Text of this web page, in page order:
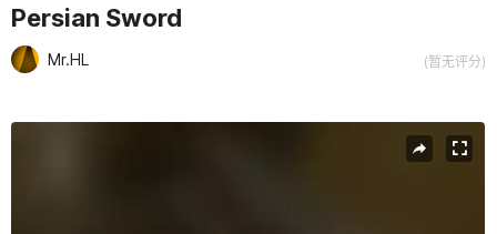
Persian Sword
Mr.HL (暂无评分)